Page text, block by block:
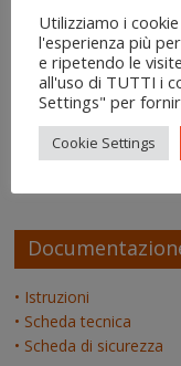
Come si usa IgroDry
adminsuPitture
commercio
Pitture
commercio
• Istruzioni
• Scheda tecnica
• Scheda di sicurezza
Utilizziamo i
l'esperienza più
e ripetendo le
all'uso di TUTTI i
Settings" per
Cookie Settings